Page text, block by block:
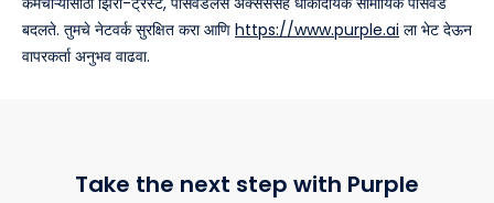
बदलते. तुमचे नेटवर्क सुरक्षित करा आणि https://www.purple.ai ला भेट देऊन
वापरकर्ता अनुभव वाढवा.
Take the next step with Purple